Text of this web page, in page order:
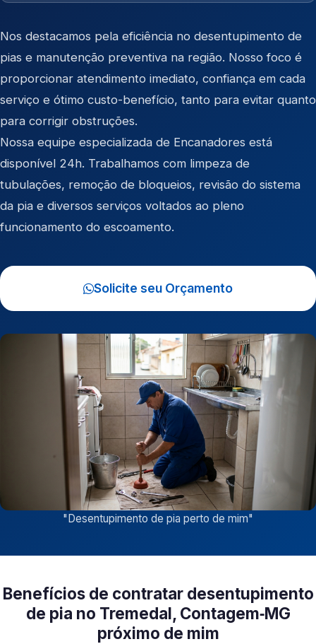
Nos destacamos pela eficiência no desentupimento de
pias e manutenção preventiva na região. Nosso foco é
proporcionar atendimento imediato, confiança em cada
serviço e ótimo custo-benefício, tanto para evitar quanto
para corrigir obstruções.
Nossa equipe especializada de Encanadores está
disponível 24h. Trabalhamos com limpeza de
tubulações, remoção de bloqueios, revisão do sistema
da pia e diversos serviços voltados ao pleno
funcionamento do escoamento.
Solicite seu Orçamento
"Desentupimento de pia perto de mim"
Benefícios de contratar desentupimento
de pia no Tremedal, Contagem‑MG
próximo de mim